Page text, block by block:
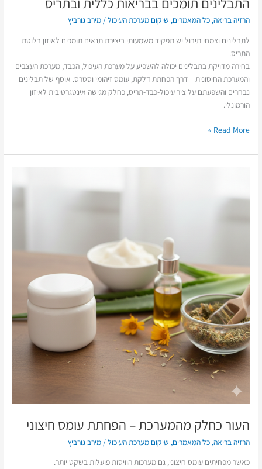
הרזיה בריאה,כל המאמרים, שיקום מערכת העיכול/מירב גורביץ
לתבלינים וצמחי תיבול יש תפקיד משמעותי ביצירת תנאים תומכים לאיזון בלוטת
התריס.
בחירה מדויקת בתבלינים יכולה להשפיע על מערכת העיכול, הכבד, מערכת העצבים
והמערכת החיסונית – דרך הפחתת דלקת, עומס זיהומי וסטרס. אוסף של תבלינים
נבחרים והשפעתם על ציר עיכול-כבד-תריס, כחלק מגישה אינטגרטיבית לאיזון
הורמונלי.
Read More »
העור כחלק מהמערכת – הפחתת עומס חיצוני
הרזיה בריאה,כל המאמרים, שיקום מערכת העיכול/מירב גורביץ
כאשר מפחיתים עומס חיצוני, גם מערכות הוויסות פועלות בשקט יותר.
מהמערכת